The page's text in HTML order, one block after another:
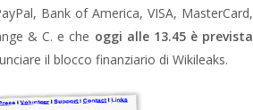
Bank of America, VISA, MasterCard,
& C. e che oggi alle 13.45 è prevista
il blocco finanziario di Wikileaks.